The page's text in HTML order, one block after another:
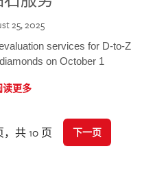
25, 2025
services for D-to-Z
on October 1
读更多
，共 10 页 下一页